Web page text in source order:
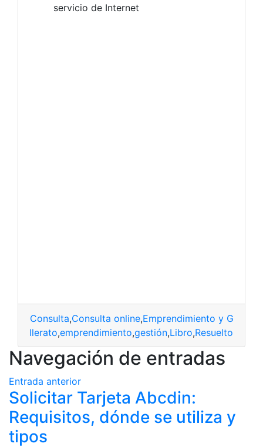
servicio de Internet
Consulta,Consulta online,Emprendimiento y Gestión
bachillerato,emprendimiento,gestión,Libro,Resuelto
Navegación de entradas
Entrada anterior
Solicitar Tarjeta Abcdin:
Requisitos, dónde se utiliza y
tipos